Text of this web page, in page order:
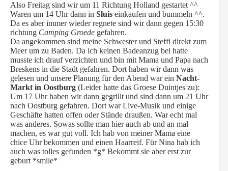
Also Freitag sind wir um 11 Richtung Holland gestartet ^^
Waren um 14 Uhr dann in Sluis einkaufen und bummeln ^^.
Da es aber immer wieder regnete sind wir dann gegen 15:30
richtung Camping Groede gefahren.
Da angekommen sind meine Schwester und Steffi direkt zum
Meer um zu Baden. Da ich keinen Badeanzug bei hatte
musste ich drauf verzichten und bin mit Mama und Papa nach
Breskens in die Stadt gefahren. Dort haben wir dann was
gelesen und unsere Planung für den Abend war ein Nacht-
Markt in Oostburg (Leider hatte das Groese Duintjes zu):
Um 17 Uhr haben wir dann gegrillt und sind dann um 21 Uhr
nach Oostburg gefahren. Dort war Live-Musik und einige
Geschäfte hatten offen oder Stände draußen. War echt mal
was anderes. Sowas sollte man hier auch ab und an mal
machen, es war gut voll. Ich hab von meiner Mama eine
chice Uhr bekommen und einen Haarreif. Für Nina hab ich
auch was tolles gefunden *g* Bekommt sie aber erst zur
geburt *smile*